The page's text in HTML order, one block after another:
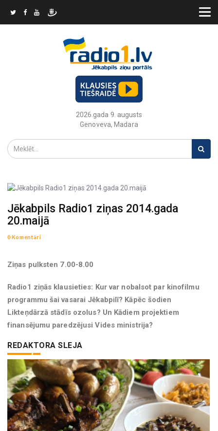
2026.gada 9. augusts
Genoveva, Madara
Jēkabpils Radio1 ziņas 2014.gada
20.maijā
0 Komentāri
Ziņas pulksten 7.00-8.00
Radio1 ziņās klausieties: Kur var nobalsot par kinofilmu
programmu šai vasarai Jēkabpilī? Kāpēc šodien
Likteņdārzā stādīs ozolus? Un Kādiem projektiem
finansējumu paredzējusi Vides ministrija?
REDAKTORA SLEJA